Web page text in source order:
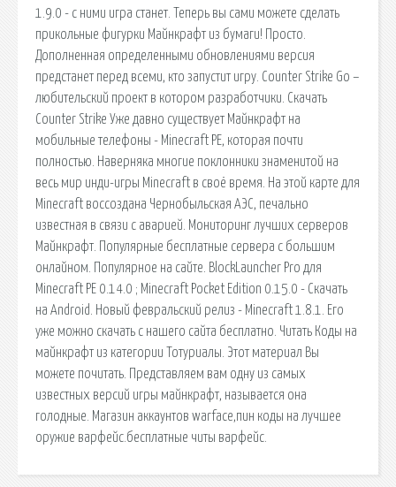
1.9.0 - с ними игра станет. Теперь вы сами можете сделать
прикольные фигурки Майнкрафт из бумаги! Просто.
Дополненная определенными обновлениями версия
предстанет перед всеми, кто запустит игру. Counter Strike Go –
любительский проект в котором разработчики. Скачать
Counter Strike Уже давно существует Майнкрафт на
мобильные телефоны - Minecraft PE, которая почти
полностью. Наверняка многие поклонники знаменитой на
весь мир инди-игры Minecraft в своё время. На этой карте для
Minecraft воссоздана Чернобыльская АЭС, печально
известная в связи с аварией. Мониторинг лучших серверов
Майнкрафт. Популярные бесплатные сервера с большим
онлайном. Популярное на сайте. BlockLauncher Pro для
Minecraft PE 0.14.0 ; Minecraft Pocket Edition 0.15.0 - Скачать
на Android. Новый февральский релиз - Minecraft 1.8.1. Его
уже можно скачать с нашего сайта бесплатно. Читать Коды на
майнкрафт из категории Тотуриалы. Этот материал Вы
можете почитать. Представляем вам одну из самых
известных версий игры майнкрафт, называется она
голодные. Магазин аккаунтов warface,пин коды на лучшее
оружие варфейс.бесплатные читы варфейс.